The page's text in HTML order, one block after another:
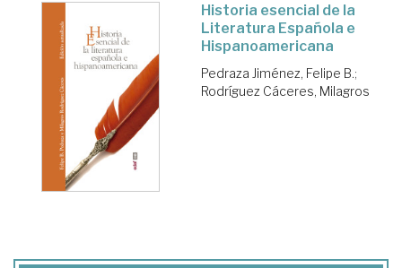
Historia esencial de la
Literatura Española e
Hispanoamericana
Pedraza Jiménez, Felipe B.;
Rodríguez Cáceres, Milagros